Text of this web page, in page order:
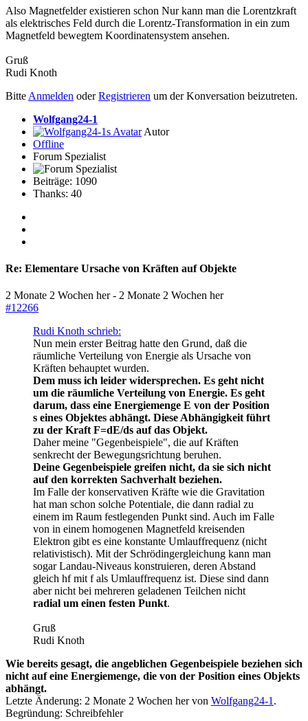
Also Magnetfelder existieren schon Nur kann man die Lorentzkraft
als elektrisches Feld durch die Lorentz-Transformation in ein zum
Magnetfeld bewegtem Koordinatensystem ansehen.
Gruß
Rudi Knoth
Bitte Anmelden oderRegistrieren um der Konversation beizutreten.
Wolfgang24-1
Autor
Offline
Forum Spezialist
Beiträge: 1090
Thanks: 40
Re: Elementare Ursache von Kräften auf Objekte
2 Monate 2 Wochen her- 2 Monate 2 Wochen her
#12266
Rudi Knoth schrieb:
Nun mein erster Beitrag hatte den Grund, daß die
räumliche Verteilung von Energie als Ursache von
Kräften behauptet wurden.
Dem muss ich leider widersprechen. Es geht nicht
um die räumliche Verteilung von Energie. Es geht
darum, dass eine Energiemenge E von der Position
s eines Objektes abhängt. Diese Abhängigkeit führt
zu der Kraft F=dE/ds auf das Objekt.
Daher meine "Gegenbeispiele", die auf Kräften
senkrecht der Bewegungsrichtung beruhen.
Deine Gegenbeispiele greifen nicht, da sie sich nicht
auf den korrekten Sachverhalt beziehen.
Im Falle der konservativen Kräfte wie die Gravitation
hat man schon solche Potentiale, die dann radial zu
einem im Raum festlegenden Punkt sind. Auch im Falle
von in einem homogenen Magnetfeld kreisenden
Elektron gibt es eine konstante Umlauffrequenz (nicht
relativistisch). Mit der Schrödingergleichung kann man
sogar Landau-Niveaus konstruieren, deren Abstand
gleich hf mit f als Umlauffrequenz ist. Diese sind dann
aber nicht bei mehreren geladenen Teilchen nicht
radial um einen festen Punkt.
Gruß
Rudi Knoth
Wie bereits gesagt, die angeblichen Gegenbeispiele beziehen sich
nicht auf eine Energiemenge, die von der Position eines Objekts
abhängt.
Letzte Änderung: 2 Monate 2 Wochen her von Wolfgang24-1 .
Begründung: Schreibfehler